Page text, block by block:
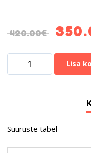
420.00€
Lisa
Suuruste tabel